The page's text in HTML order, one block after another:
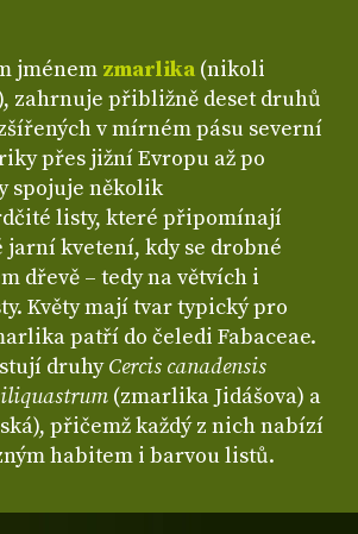
jménem zmarlika (nikoli
zahrnuje přibližně deset druhů
v mírném pásu severní
přes jižní Evropu až po
spojuje několik
listy, které připomínají
jarní kvetení, kdy se drobné
dřevě – tedy na větvích i
Květy mají tvar typický pro
patří do čeledi Fabaceae.
druhyCercis canadensis
(zmarlika Jidášova) a
přičemž každý z nich nabízí
habitem i barvou listů.